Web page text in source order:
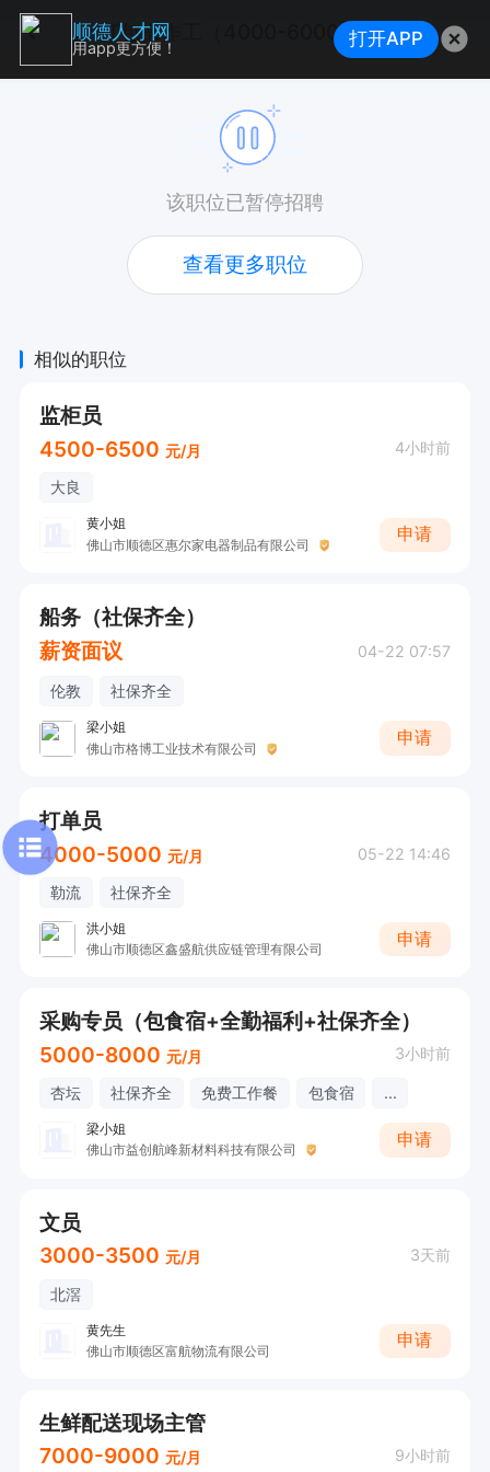
打包操作工（4000-6000元，买社保，有年终奖）
该职位已暂停招聘
查看更多职位
相似的职位
监柜员
4500-6500 元/月 4小时前
大良
黄小姐
佛山市顺德区惠尔家电器制品有限公司
申请
船务（社保齐全）
薪资面议
04-22 07:57
伦教 社保齐全
梁小姐
佛山市格博工业技术有限公司
申请
打单员
4000-5000 元/月 05-22 14:46
勒流 社保齐全
洪小姐
佛山市顺德区鑫盛航供应链管理有限公司
申请
采购专员（包食宿+全勤福利+社保齐全）
5000-8000 元/月 3小时前
杏坛 社保齐全 免费工作餐 包食宿 ...
梁小姐
佛山市益创航峰新材料科技有限公司
申请
文员
3000-3500 元/月 3天前
北滘
黄先生
佛山市顺德区富航物流有限公司
申请
生鲜配送现场主管
7000-9000 元/月 9小时前
顺德人才网
用app更方便！ 打开APP